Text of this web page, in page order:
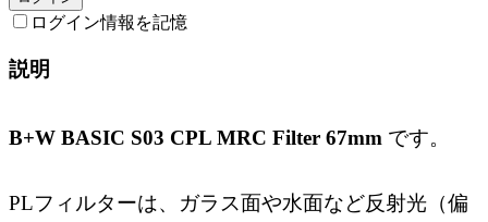
ログイン情報を記憶
説明
B+W BASIC S03 CPL MRC Filter 67mm です。
PLフィルターは、ガラス面や水面など反射光（偏